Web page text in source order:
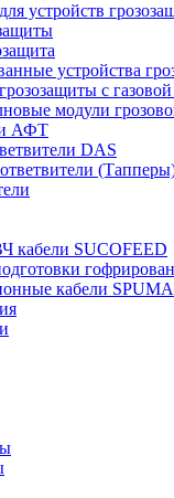
устройств
устройства
с
модули
АФТ
DAS
кабели SUCOFEED
кабели SPUMA